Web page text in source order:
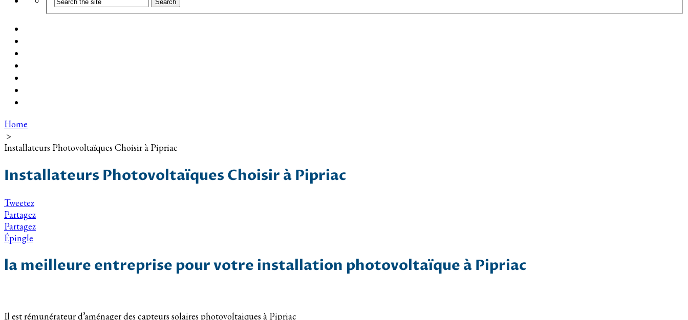
Home
>
Installateurs Photovoltaïques Choisir à Pipriac
Installateurs Photovoltaïques Choisir à Pipriac
Tweetez
Partagez
Partagez
Épingle
la meilleure entreprise pour votre installation photovoltaïque à Pipriac
Il est rémunérateur d’aménager des capteurs solaires photovoltaiques à Pipriac